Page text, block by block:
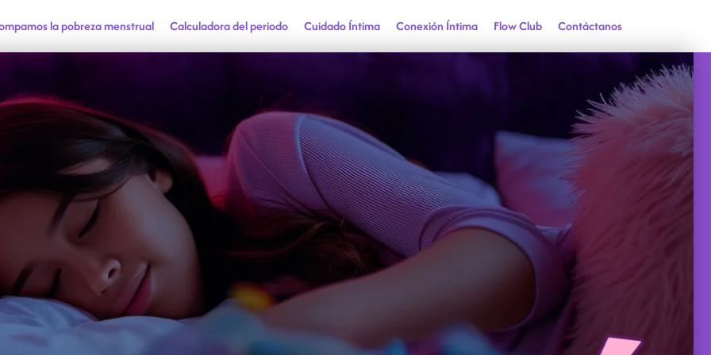
la pobreza menstrual Calculadora del periodo Cuidado Íntima Conexión Íntima Flow Club Contáctanos